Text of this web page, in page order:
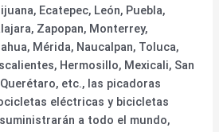
Ecatepec, León, Puebla,
Zapopan, Monterrey,
Mérida, Naucalpan, Toluca,
Hermosillo, Mexicali, San
etc., las picadoras
eléctricas y bicicletas
a todo el mundo,